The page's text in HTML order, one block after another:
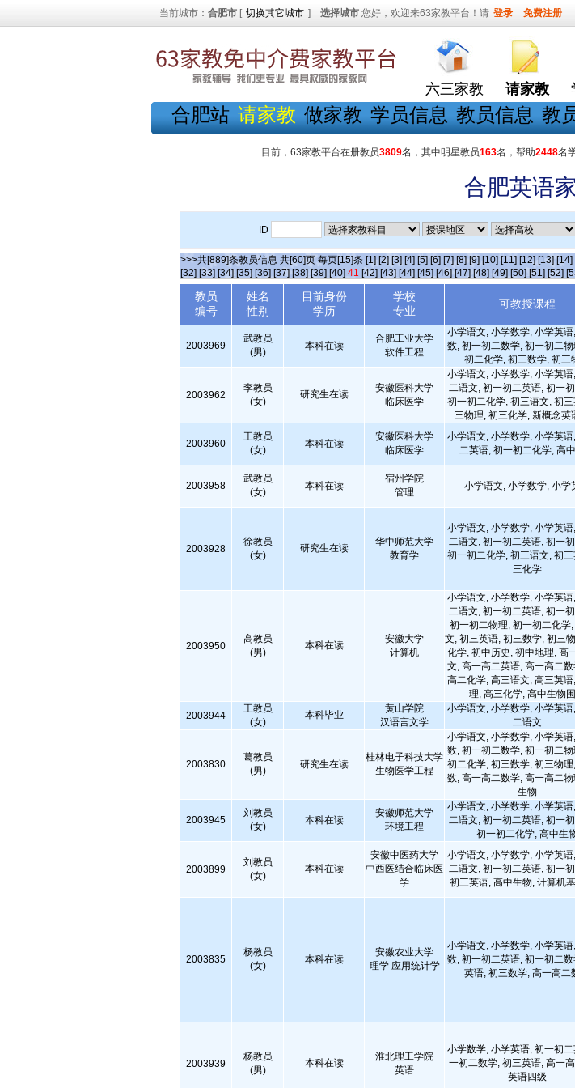
当前城市： 合肥市 [ 切换其它城市 ] 选择城市 您好，欢迎来63家教平台！请 登录 免费注册
六三家教 请家教
合肥站 请家教 做家教 学员信息 教员信息 教
目前，63家教平台在册教员3809名，其中明星教员163名，帮助2448名
合肥英语
ID
>>>共[889]条教员信息 共[60]页 每页[15]条 [1] [2] [3] [4] [5] [6] [7] [8] [9] [10] [11] [12] [13] [14]
[32] [33] [34] [35] [36] [37] [38] [39] [40] 41 [42] [43] [44] [45] [46] [47] [48] [49] [50] [51] [52]
教员
编号
姓名
性别
目前身份
学历
学校
专业
可教授课程
2003969
武教员
(男)
本科在读
合肥工业大学
软件工程
小学语文, 小学数学, 小学英
数, 初一初二数学, 初一初二
初二化学, 初三数学, 初三
2003962
李教员
(女)
研究生在读
安徽医科大学
临床医学
小学语文, 小学数学, 小学英语
二语文, 初一初二英语, 初一
初一初二化学, 初三语文, 初三
三物理, 初三化学, 新概念英
2003960
王教员
(女)
本科在读
安徽医科大学
临床医学
小学语文, 小学数学, 小学英语
二英语, 初一初二化学, 高
2003958
武教员
(女)
本科在读
宿州学院
管理
小学语文, 小学数学, 小学
2003928
徐教员
(女)
研究生在读
华中师范大学
教育学
小学语文, 小学数学, 小学英语
二语文, 初一初二英语, 初一
初一初二化学, 初三语文, 初三
三化学
2003950
高教员
(男)
本科在读
安徽大学
计算机
小学语文, 小学数学, 小学英语
二语文, 初一初二英语, 初一
初一初二物理, 初一初二化学
文, 初三英语, 初三数学, 初三
化学, 初中历史, 初中地理, 高
文, 高一高二英语, 高一高二
高二化学, 高三语文, 高三英语
理, 高三化学, 高中生物
2003944
王教员
(女)
本科毕业
黄山学院
汉语言文学
小学语文, 小学数学, 小学英语
二语文
2003830
葛教员
(男)
研究生在读
桂林电子科技大学
生物医学工程
小学语文, 小学数学, 小学英
数, 初一初二数学, 初一初二
初二化学, 初三数学, 初三物
数, 高一高二数学, 高一高二物
生物
2003945
刘教员
(女)
本科在读
安徽师范大学
环境工程
小学语文, 小学数学, 小学英语
二语文, 初一初二英语, 初一
初一初二化学, 高中生
2003899
刘教员
(女)
本科在读
安徽中医药大学
中西医结合临床医
学
小学语文, 小学数学, 小学英语
二语文, 初一初二英语, 初一
初三英语, 高中生物, 计算机
2003835
杨教员
(女)
本科在读
安徽农业大学
理学 应用统计学
小学语文, 小学数学, 小学英
数, 初一初二英语, 初一初二数
英语, 初三数学, 高一高二
2003939
杨教员
(男)
本科在读
淮北理工学院
英语
小学数学, 小学英语, 初一初二
一初二数学, 初三英语, 高一
英语四级